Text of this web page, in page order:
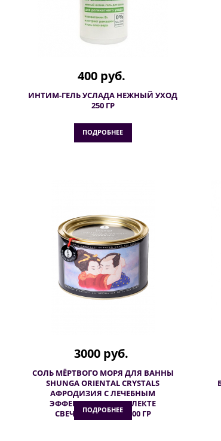
400 руб.
ИНТИМ-ГЕЛЬ УСЛАДА НЕЖНЫЙ УХОД
250 ГР
ПОДРОБНЕЕ
3000 руб.
СОЛЬ МЁРТВОГО МОРЯ ДЛЯ ВАННЫ
SHUNGA ORIENTAL CRYSTALS
АФРОДИЗИЯ С ЛЕЧЕБНЫМ
ЭФФЕКТОМ, В КОМПЛЕКТЕ
СВЕЧА+РАКУШКА, 600 ГР
ПОДРОБНЕЕ